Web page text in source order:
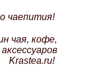
чаепития!
чая, кофе,
Krastea.ru!